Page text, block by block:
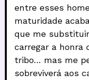
entre esses
maturidade
que me
carregar a honra
tribo… mas me
sobreviverá aos